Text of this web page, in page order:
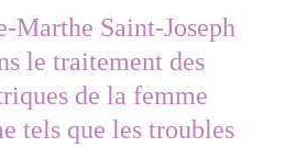
Marthe Saint-Joseph
le traitement des
de la femme
tels que les troubles